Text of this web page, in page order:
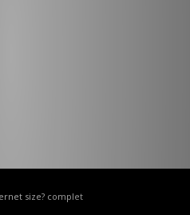
size? complet